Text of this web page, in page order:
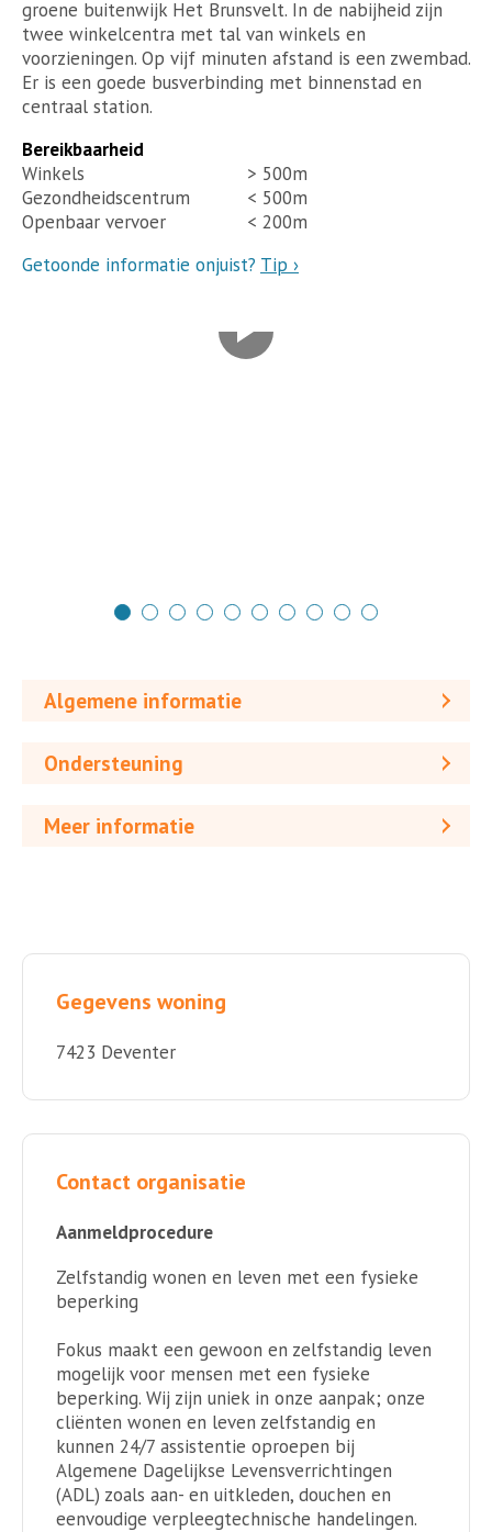
groene buitenwijk Het Brunsvelt. In de nabijheid zijn
twee winkelcentra met tal van winkels en
voorzieningen. Op vijf minuten afstand is een zwembad.
Er is een goede busverbinding met binnenstad en
centraal station.
Bereikbaarheid
Winkels
> 500m
Gezondheidscentrum
< 500m
Openbaar vervoer
< 200m
Getoonde informatie onjuist? Tip ›
Algemene informatie
Ondersteuning
Meer informatie
Gegevens woning
7423 Deventer
Contact organisatie
Aanmeldprocedure
Zelfstandig wonen en leven met een fysieke
beperking
Fokus maakt een gewoon en zelfstandig leven
mogelijk voor mensen met een fysieke
beperking. Wij zijn uniek in onze aanpak; onze
cliënten wonen en leven zelfstandig en
kunnen 24/7 assistentie oproepen bij
Algemene Dagelijkse Levensverrichtingen
(ADL) zoals aan- en uitkleden, douchen en
eenvoudige verpleegtechnische handelingen.